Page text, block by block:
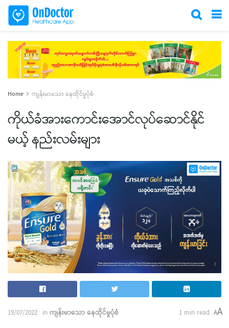
Home ကျန်းမာသော နေထိုင်မှုပုံစံ
ကိုယ်ခံအားကောင်းအောင်လုပ်ဆောင်နိုင်
မယ့် နည်းလမ်းများ
19/07/2022 in ကျန်းမာသော နေထိုင်မှုပုံစံ 1 min read AA